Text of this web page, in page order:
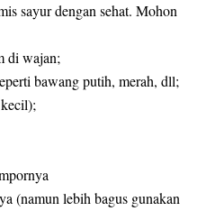
sayur dengan sehat. Mohon
di wajan;
bawang putih, merah, dll;
(namun lebih bagus gunakan